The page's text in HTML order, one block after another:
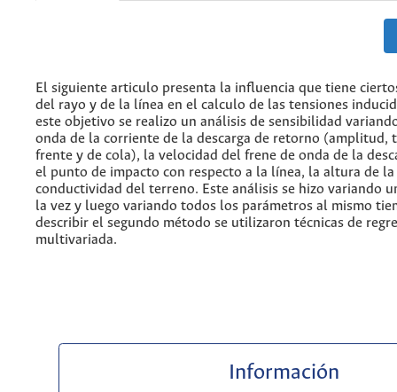
El siguiente articulo presenta la influencia que tiene
del rayo y de la línea en el calculo de las tensiones
este objetivo se realizo un análisis de sensibilidad
onda de la corriente de la descarga de retorno (amplitud,
frente y de cola), la velocidad del frene de onda de la
el punto de impacto con respecto a la línea, la altura de
conductividad del terreno. Este análisis se hizo variando
la vez y luego variando todos los parámetros al mismo
describir el segundo método se utilizaron técnicas de
multivariada.
Información